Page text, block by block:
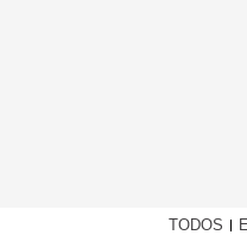
TODOS